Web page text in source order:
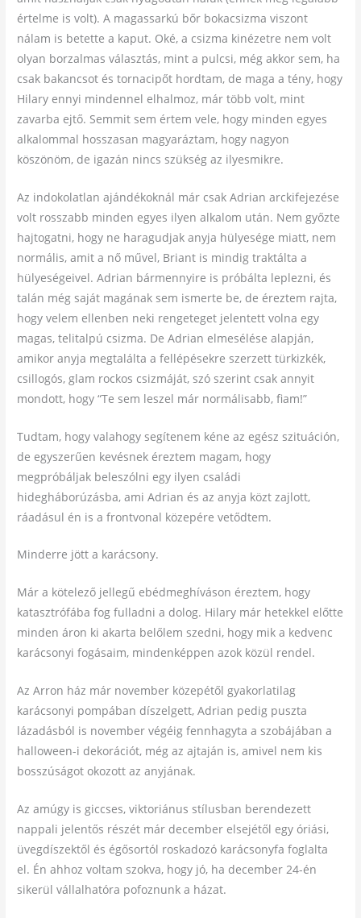
értelme is volt). A magassarkú bőr bokacsizma viszont
nálam is betette a kaput. Oké, a csizma kinézetre nem volt
olyan borzalmas választás, mint a pulcsi, még akkor sem, ha
csak bakancsot és tornacipőt hordtam, de maga a tény, hogy
Hilary ennyi mindennel elhalmoz, már több volt, mint
zavarba ejtő. Semmit sem értem vele, hogy minden egyes
alkalommal hosszasan magyaráztam, hogy nagyon
köszönöm, de igazán nincs szükség az ilyesmikre.
Az indokolatlan ajándékoknál már csak Adrian arckifejezése
volt rosszabb minden egyes ilyen alkalom után. Nem győzte
hajtogatni, hogy ne haragudjak anyja hülyesége miatt, nem
normális, amit a nő művel, Briant is mindig traktálta a
hülyeségeivel. Adrian bármennyire is próbálta leplezni, és
talán még saját magának sem ismerte be, de éreztem rajta,
hogy velem ellenben neki rengeteget jelentett volna egy
magas, telitalpú csizma. De Adrian elmesélése alapján,
amikor anyja megtalálta a fellépésekre szerzett türkizkék,
csillogós, glam rockos csizmáját, szó szerint csak annyit
mondott, hogy “Te sem leszel már normálisabb, fiam!”
Tudtam, hogy valahogy segítenem kéne az egész szituáción,
de egyszerűen kevésnek éreztem magam, hogy
megpróbáljak beleszólni egy ilyen családi
hidegháborúzásba, ami Adrian és az anyja közt zajlott,
ráadásul én is a frontvonal közepére vetődtem.
Minderre jött a karácsony.
Már a kötelező jellegű ebédmeghíváson éreztem, hogy
katasztrófába fog fulladni a dolog. Hilary már hetekkel előtte
minden áron ki akarta belőlem szedni, hogy mik a kedvenc
karácsonyi fogásaim, mindenképpen azok közül rendel.
Az Arron ház már november közepétől gyakorlatilag
karácsonyi pompában díszelgett, Adrian pedig puszta
lázadásból is november végéig fennhagyta a szobájában a
halloween-i dekorációt, még az ajtaján is, amivel nem kis
bosszúságot okozott az anyjának.
Az amúgy is giccses, viktoriánus stílusban berendezett
nappali jelentős részét már december elsejétől egy óriási,
üvegdíszektől és égősortól roskadozó karácsonyfa foglalta
el. Én ahhoz voltam szokva, hogy jó, ha december 24-én
sikerül vállalhatóra pofoznunk a házat.